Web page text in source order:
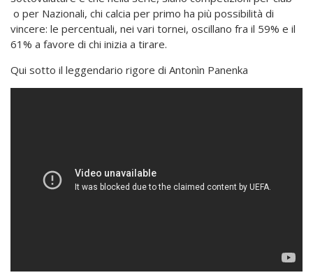
o per Nazionali, chi calcia per primo ha più possibilità di
vincere: le percentuali, nei vari tornei, oscillano fra il 59% e il
61% a favore di chi inizia a tirare.
Qui sotto il leggendario rigore di Antonìn Panenka